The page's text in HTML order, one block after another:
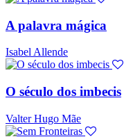
A palavra mágica
Isabel Allende
O século dos imbecis
Valter Hugo Mãe